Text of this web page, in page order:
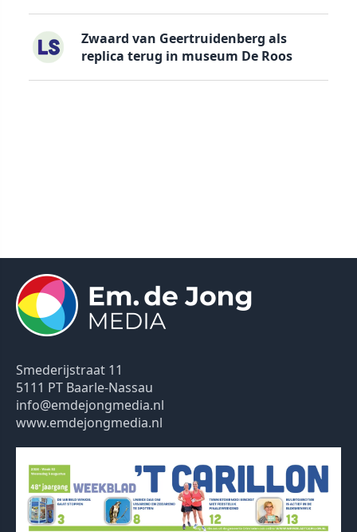
Zwaard van Geertruidenberg als
replica terug in museum De Roos
Smederijstraat 11
5111 PT Baarle-Nassau
info@emdejongmedia.nl
www.emdejongmedia.nl